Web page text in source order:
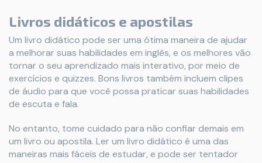
Livros didáticos e apostilas
Um livro didático pode ser uma ótima maneira de ajudar
a melhorar suas habilidades em inglês, e os melhores vão
tornar o seu aprendizado mais interativo, por meio de
exercícios e quizzes. Bons livros também incluem clipes
de áudio para que você possa praticar suas habilidades
de escuta e fala.
No entanto, tome cuidado para não confiar demais em
um livro ou apostila. Ler um livro didático é uma das
maneiras mais fáceis de estudar, e pode ser tentador